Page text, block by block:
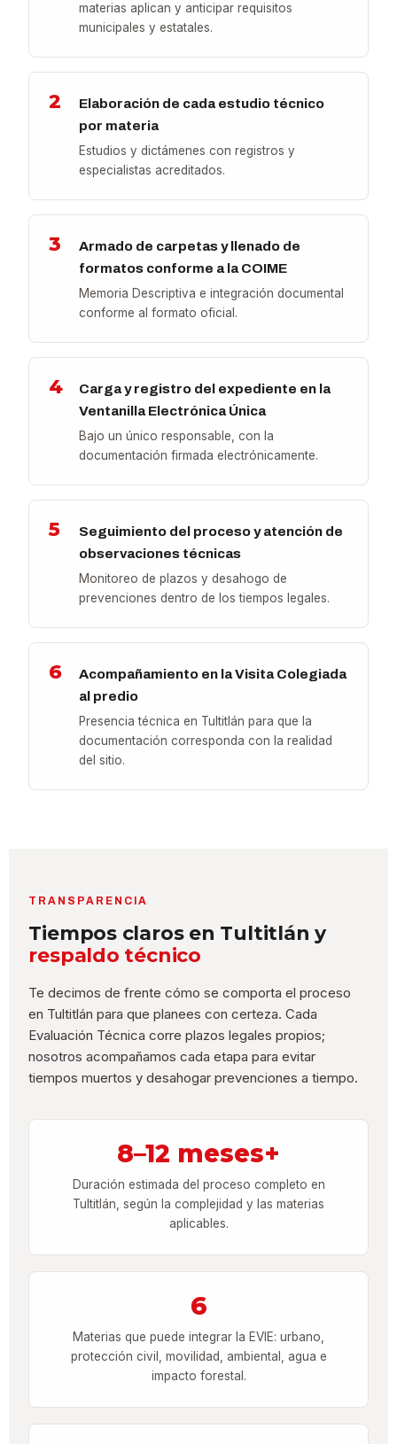
materias aplican y anticipar requisitos
municipales y estatales.
2
Elaboración de cada estudio técnico
por materia
Estudios y dictámenes con registros y
especialistas acreditados.
3
Armado de carpetas y llenado de
formatos conforme a la COIME
Memoria Descriptiva e integración documental
conforme al formato oficial.
4
Carga y registro del expediente en la
Ventanilla Electrónica Única
Bajo un único responsable, con la
documentación firmada electrónicamente.
5
Seguimiento del proceso y atención de
observaciones técnicas
Monitoreo de plazos y desahogo de
prevenciones dentro de los tiempos legales.
6
Acompañamiento en la Visita Colegiada
al predio
Presencia técnica en Tultitlán para que la
documentación corresponda con la realidad
del sitio.
TRANSPARENCIA
Tiempos claros en Tultitlán y
respaldo técnico
Te decimos de frente cómo se comporta el proceso
en Tultitlán para que planees con certeza. Cada
Evaluación Técnica corre plazos legales propios;
nosotros acompañamos cada etapa para evitar
tiempos muertos y desahogar prevenciones a tiempo.
8–12 meses+
Duración estimada del proceso completo en
Tultitlán, según la complejidad y las materias
aplicables.
6
Materias que puede integrar la EVIE: urbano,
protección civil, movilidad, ambiental, agua e
impacto forestal.